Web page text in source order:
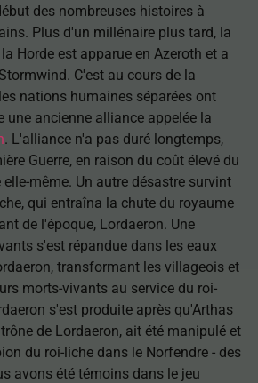
des nombreuses histoires à
Plus d'un millénaire plus tard, la
Horde est apparue en Azeroth et a
C'est au cours de la
nations humaines séparées ont
une ancienne alliance appelée la
. L'alliance n'a pas duré longtemps,
Guerre, en raison du coût élevé du
même. Un autre désastre survint
qui entraîna la chute du royaume
de l'époque, Lordaeron. Une
s'est répandue dans les eaux
transformant les villageois et
morts-vivants au service du roi-
s'est produite après qu'Arthas
de Lordaeron, ait été manipulé et
du roi-liche dans le Norfendre - des
avons été témoins dans le jeu